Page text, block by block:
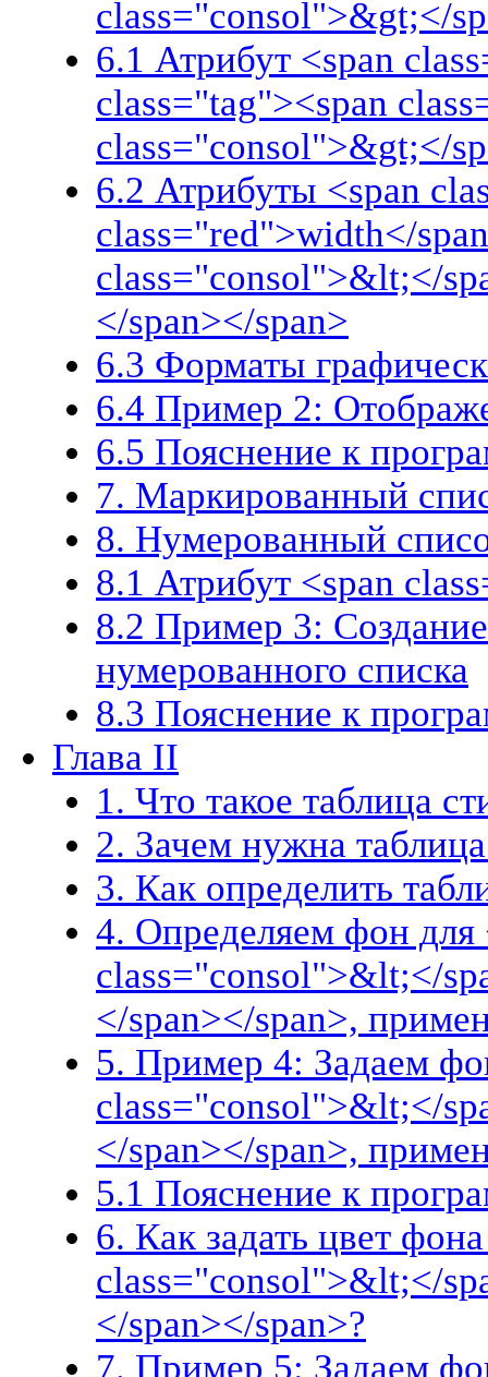
class="consol">&gt;</
6.1 Атрибут <span
class="tag"><span
class="consol">&gt;</
6.2 Атрибуты <span
class="red">width</
class="consol">&lt;</
</span></span>
6.3 Форматы
6.4 Пример 2:
6.5 Пояснение к
7. Маркированный
8. Нумерованный
8.1 Атрибут <span
8.2 Пример 3:
нумерованного списка
8.3 Пояснение к
Глава II
1. Что такое таблица
2. Зачем нужна
3. Как определить
4. Определяем фон для
class="consol">&lt;</
</span></span>,
5. Пример 4: Задаем
class="consol">&lt;</
</span></span>,
5.1 Пояснение к
6. Как задать цвет
class="consol">&lt;</
</span></span>?
7. Пример 5: Задаем